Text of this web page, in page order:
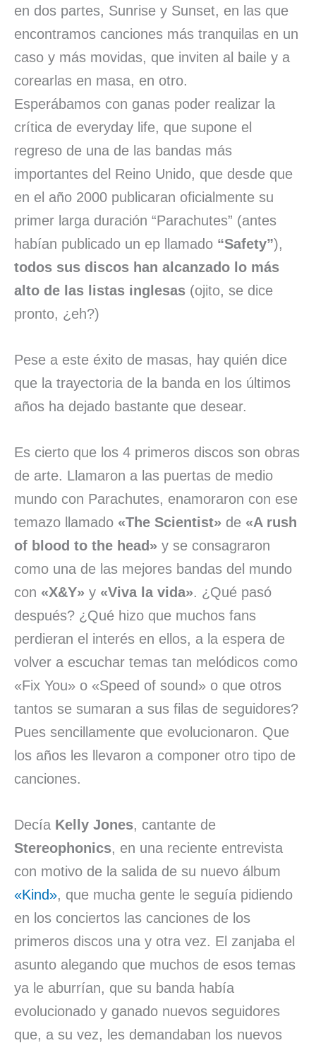
en dos partes, Sunrise y Sunset, en las que
encontramos canciones más tranquilas en un
caso y más movidas, que inviten al baile y a
corearlas en masa, en otro.
Esperábamos con ganas poder realizar la
crítica de everyday life, que supone el
regreso de una de las bandas más
importantes del Reino Unido, que desde que
en el año 2000 publicaran oficialmente su
primer larga duración “Parachutes” (antes
habían publicado un ep llamado “Safety”),
todos sus discos han alcanzado lo más
alto de las listas inglesas (ojito, se dice
pronto, ¿eh?)
Pese a este éxito de masas, hay quién dice
que la trayectoria de la banda en los últimos
años ha dejado bastante que desear.
Es cierto que los 4 primeros discos son obras
de arte. Llamaron a las puertas de medio
mundo con Parachutes, enamoraron con ese
temazo llamado «The Scientist» de «A rush
of blood to the head» y se consagraron
como una de las mejores bandas del mundo
con «X&Y» y «Viva la vida». ¿Qué pasó
después? ¿Qué hizo que muchos fans
perdieran el interés en ellos, a la espera de
volver a escuchar temas tan melódicos como
«Fix You» o «Speed of sound» o que otros
tantos se sumaran a sus filas de seguidores?
Pues sencillamente que evolucionaron. Que
los años les llevaron a componer otro tipo de
canciones.
Decía Kelly Jones, cantante de
Stereophonics, en una reciente entrevista
con motivo de la salida de su nuevo álbum
«Kind», que mucha gente le seguía pidiendo
en los conciertos las canciones de los
primeros discos una y otra vez. El zanjaba el
asunto alegando que muchos de esos temas
ya le aburrían, que su banda había
evolucionado y ganado nuevos seguidores
que, a su vez, les demandaban los nuevos